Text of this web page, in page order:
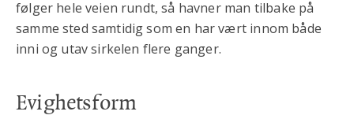
følger hele veien rundt, så havner man tilbake på
samme sted samtidig som en har vært innom både
inni og utav sirkelen flere ganger.
Evighetsform